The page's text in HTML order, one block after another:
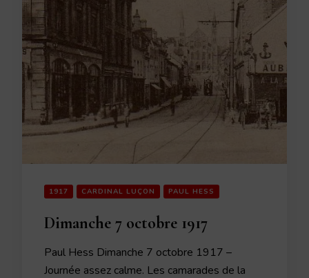
1917 CARDINAL LUÇON PAUL HESS
Dimanche 7 octobre 1917
Paul Hess Dimanche 7 octobre 1917 –
Journée assez calme. Les camarades de la